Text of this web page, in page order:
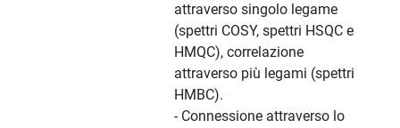
attraverso singolo legame
(spettri COSY, spettri HSQC e
HMQC), correlazione
attraverso più legami (spettri
HMBC).
- Connessione attraverso lo